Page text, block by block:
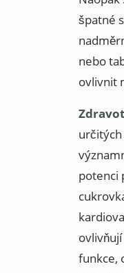
špatné
nebo
ovlivnit
potenci
funkce,